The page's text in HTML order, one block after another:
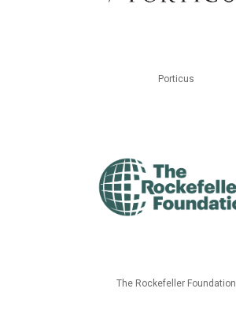
Porticus
The Rockefeller Foundation